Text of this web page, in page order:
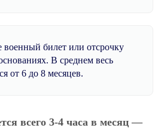
военный билет или отсрочку
В среднем весь
от 6 до 8 месяцев.
всего 3-4 часа в месяц —